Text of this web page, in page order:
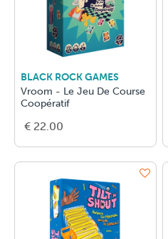
BLACK ROCK GAMES
Vroom - Le Jeu De Course
Coopératif
€ 22.00